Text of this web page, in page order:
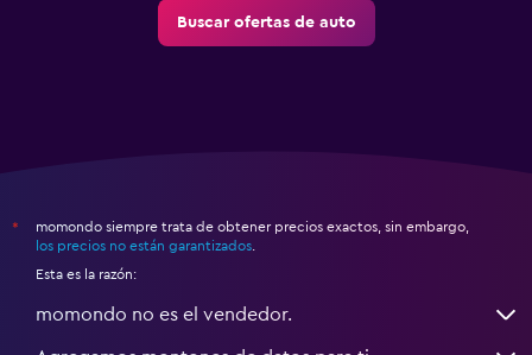
Buscar ofertas de auto
*
momondo siempre trata de obtener precios exactos, sin embargo,
los precios no están garantizados.
Esta es la razón:
momondo no es el vendedor.